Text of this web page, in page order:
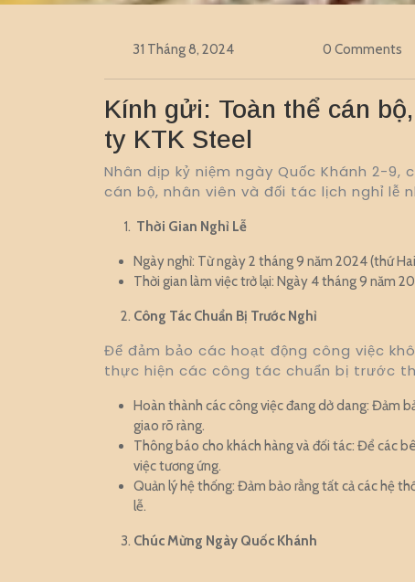
31 Tháng 8, 2024 0 Comments
Kính gửi: Toàn thể cán
ty KTK Steel
Nhân dịp kỷ niệm ngày Quốc Khánh 2-
cán bộ, nhân viên và đối tác lịch nghỉ lễ
Thời Gian Nghỉ Lễ
Ngày nghỉ: Từ ngày 2 tháng 9 năm 2024 (thứ
Thời gian làm việc trở lại: Ngày 4 tháng 9 năm
Công Tác Chuẩn Bị Trước Nghỉ
Để đảm bảo các hoạt động công việc
thực hiện các công tác chuẩn bị trước
Hoàn thành các công việc đang dở dang: Đảm
giao rõ ràng.
Thông báo cho khách hàng và đối tác: Để các
việc tương ứng.
Quản lý hệ thống: Đảm bảo rằng tất cả các hệ
lễ.
Chúc Mừng Ngày Quốc Khánh